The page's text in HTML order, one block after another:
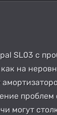
SL03 с
на
могут